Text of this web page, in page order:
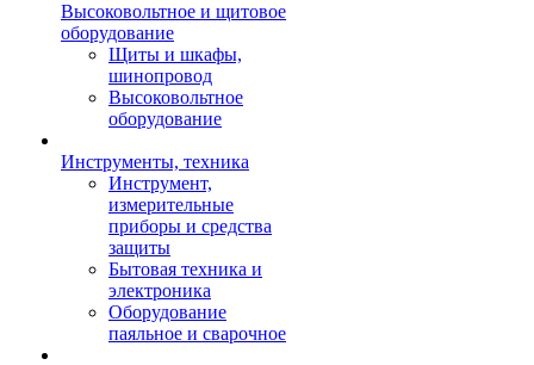
Высоковольтное и щитовое
оборудование
Щиты и шкафы,
шинопровод
Высоковольтное
оборудование
Инструменты, техника
Инструмент,
измерительные
приборы и средства
защиты
Бытовая техника и
электроника
Оборудование
паяльное и сварочное